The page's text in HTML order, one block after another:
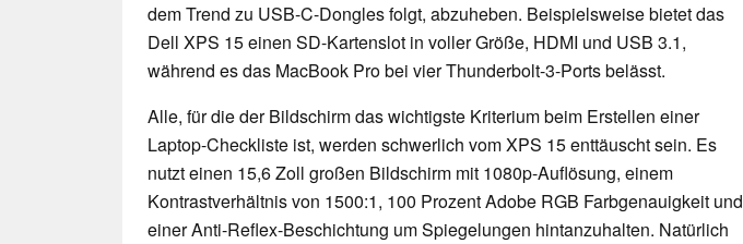
dem Trend zu USB-C-Dongles folgt, abzuheben. Beispielsweise bietet das
Dell XPS 15 einen SD-Kartenslot in voller Größe, HDMI und USB 3.1,
während es das MacBook Pro bei vier Thunderbolt-3-Ports belässt.
Alle, für die der Bildschirm das wichtigste Kriterium beim Erstellen einer
Laptop-Checkliste ist, werden schwerlich vom XPS 15 enttäuscht sein. Es
nutzt einen 15,6 Zoll großen Bildschirm mit 1080p-Auflösung, einem
Kontrastverhältnis von 1500:1, 100 Prozent Adobe RGB Farbgenauigkeit und
einer Anti-Reflex-Beschichtung um Spiegelungen hintanzuhalten. Natürlich